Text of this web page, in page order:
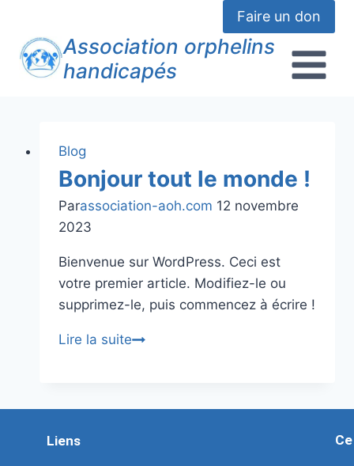
Faire un don
Association orphelins
handicapés
Blog
Bonjour tout le monde !
Parassociation-aoh.com 12 novembre
2023
Bienvenue sur WordPress. Ceci est
votre premier article. Modifiez-le ou
supprimez-le, puis commencez à écrire !
Lire la suite
Liens